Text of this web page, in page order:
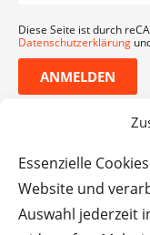
Essenzielle
Website und
Auswahl jederzeit
Diese Seite ist durch
Datenschutzerklärung
ANMELDEN